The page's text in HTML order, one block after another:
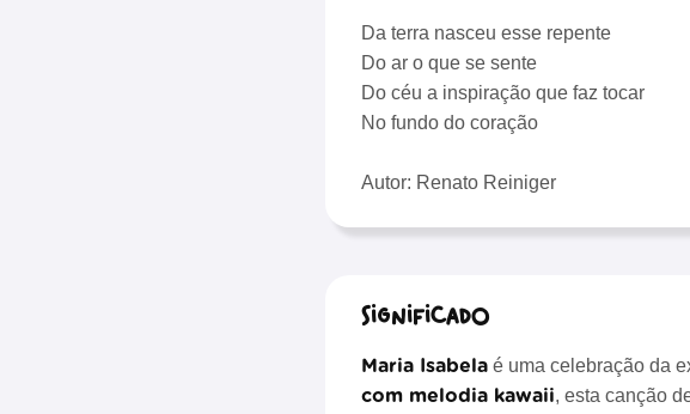
Da terra nasceu esse repente
Do ar o que se sente
Do céu a inspiração que faz tocar
No fundo do coração
Autor: Renato Reiniger
Significado
Maria Isabela é uma celebração da
com melodia kawaii, esta canção